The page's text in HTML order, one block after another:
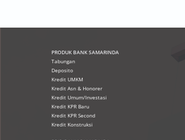
PRODUK BANK SAMARINDA
Tabungan
Deposito
Kredit UMKM
Kredit Asn & Honorer
Kredit Umum/Investasi
Kredit KPR Baru
Kredit KPR Second
Kredit Konstruksi